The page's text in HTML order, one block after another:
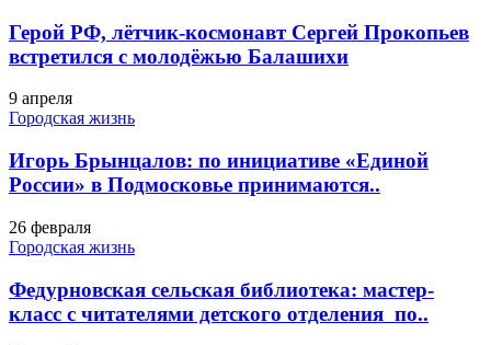
Герой РФ, лётчик-космонавт Сергей Прокопьев
встретился с молодёжью Балашихи
9 апреля
Городская жизнь
Игорь Брынцалов: по инициативе «Единой
России» в Подмосковье принимаются..
26 февраля
Городская жизнь
Федурновская сельская библиотека: мастер-
класс с читателями детского отделения по..